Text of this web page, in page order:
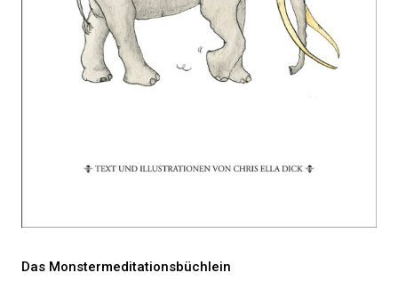
Das Monstermeditationsbüchlein